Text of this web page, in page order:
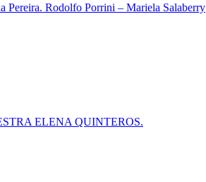
Pereira. Rodolfo Porrini – Mariela Salaberry
ELENA QUINTEROS.